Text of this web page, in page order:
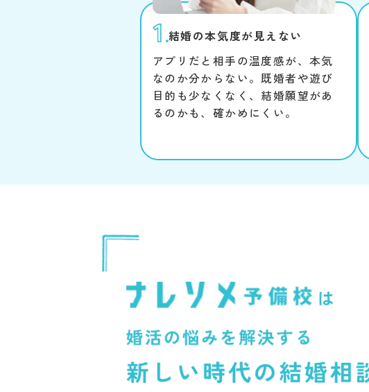
結婚の本気度が見えない
アプリだと相手の温度感が、本気
なのか分からない。既婚者や遊び
目的も少なくなく、結婚願望があ
るのかも、確かめにくい。